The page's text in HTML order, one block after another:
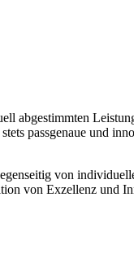
abgestimmten
passgenaue und
von
von Exzellenz und